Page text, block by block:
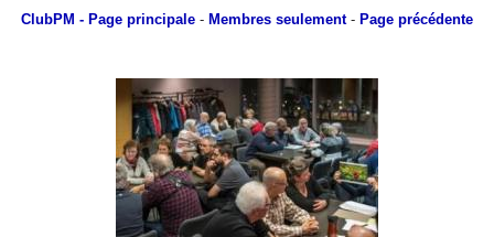
ClubPM - Page principale - Membres seulement- Page précédente